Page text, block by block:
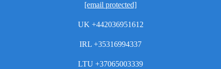
[email protected]
UK +442036951612
IRL +35316994337
LTU +37065003339